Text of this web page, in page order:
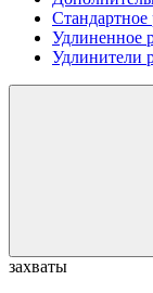
Стандартное
Удлиненное
Удлинители
захваты